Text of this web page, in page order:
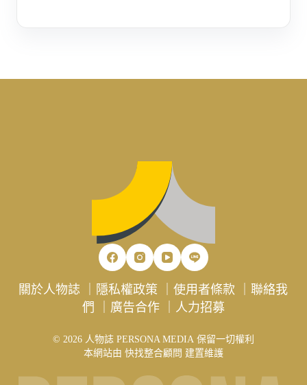
關於人物誌 隱私權政策 ｜使用者條款 ｜聯絡我
們
廣告合作｜ 人力招募
© 2026 人物誌 PERSONA MEDIA 保留一切權利
本網站由 快找整合顧問 建置維護